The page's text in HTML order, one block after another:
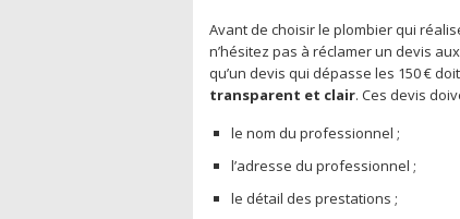
Avant de choisir le plombier qui
n’hésitez pas à réclamer un devis
qu’un devis qui dépasse les 150 €
transparent et clair. Ces devis
le nom du professionnel ;
l’adresse du professionnel ;
le détail des prestations ;